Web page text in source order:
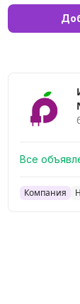
Все
Компания